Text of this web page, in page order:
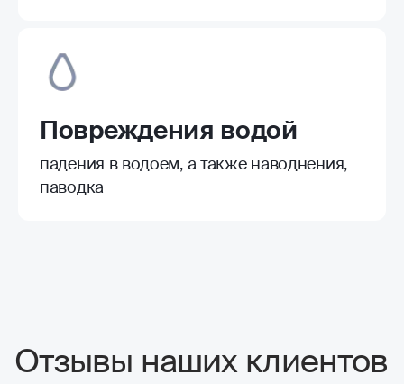
Повреждения водой
падения в водоем, а также наводнения,
паводка
Отзывы наших клиентов